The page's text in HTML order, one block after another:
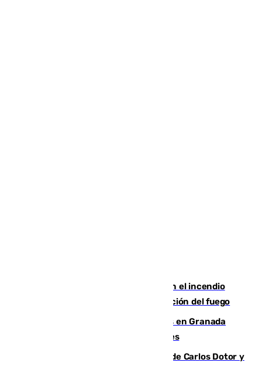
Activado el nivel 2 de emergencia en el incendio
forestal de Niebla por la compleja evolución del fuego
Controlado un incendio de rastrojos en Granada
junto a la autovía y al Callejón de Nogales
Juanfran Funes, sobre las lesiones de Carlos Dotor y